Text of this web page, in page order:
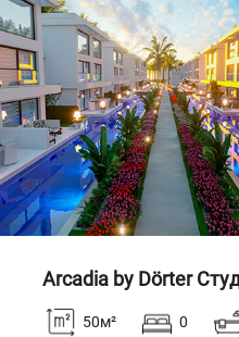
Arcadia by Dörter
50м² 0